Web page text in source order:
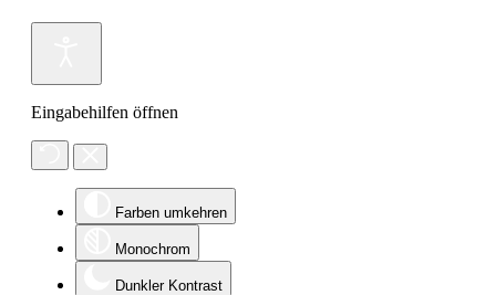
Eingabehilfen öffnen
Farben umkehren
Monochrom
Dunkler Kontrast